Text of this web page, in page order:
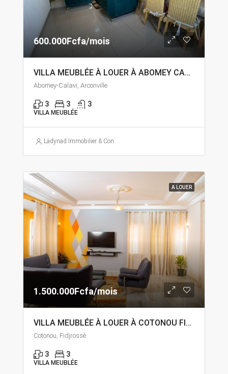
600.000Fcfa/mois
VILLA MEUBLÉE À LOUER À ABOMEY CALAVI ARCONVILLE
Abomey-Calavi, Arconville
3 3 3
VILLA MEUBLÉE
Ladynad Immobilier & Construction
A LOUER
1.500.000Fcfa/mois
VILLA MEUBLÉE À LOUER À COTONOU FIDJROSSÈ
Cotonou, Fidjrossè
3 3
VILLA MEUBLÉE